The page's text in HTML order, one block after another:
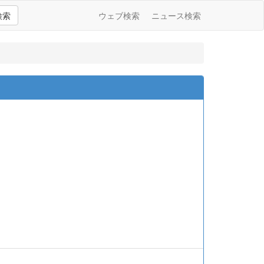
索 ウェブ検索 ニュース検索